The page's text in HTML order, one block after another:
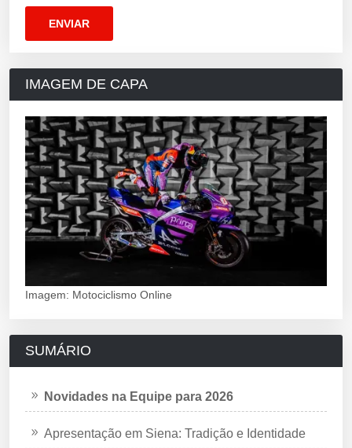
IMAGEM DE CAPA
Imagem: Motociclismo Online
SUMÁRIO
Novidades na Equipe para 2026
Apresentação em Siena: Tradição e Identidade